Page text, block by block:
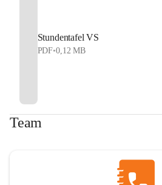
Stundentafel VS
PDF•0,12 MB
Team